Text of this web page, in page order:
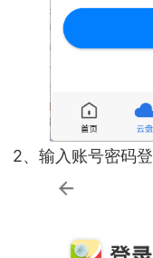
2、输入账号密码